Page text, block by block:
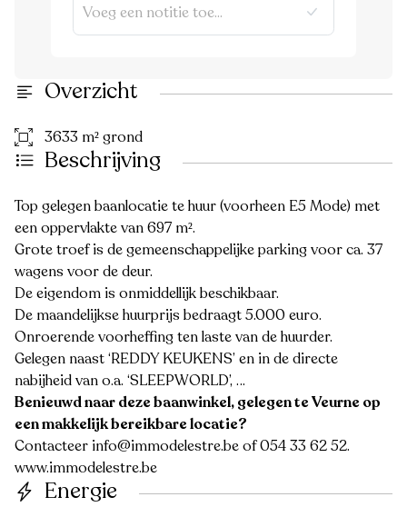
Overzicht
3633 m² grond
Beschrijving
Top gelegen baanlocatie te huur (voorheen E5 Mode) met
een oppervlakte van 697 m².
Grote troef is de gemeenschappelijke parking voor ca. 37
wagens voor de deur.
De eigendom is onmiddellijk beschikbaar.
De maandelijkse huurprijs bedraagt 5.000 euro.
Onroerende voorheffing ten laste van de huurder.
Gelegen naast ‘REDDY KEUKENS’ en in de directe
nabijheid van o.a. ‘SLEEPWORLD’, …
Benieuwd naar deze baanwinkel, gelegen te Veurne op
een makkelijk bereikbare locatie?
Contacteer info@immodelestre.be of 054 33 62 52.
www.immodelestre.be
Energie